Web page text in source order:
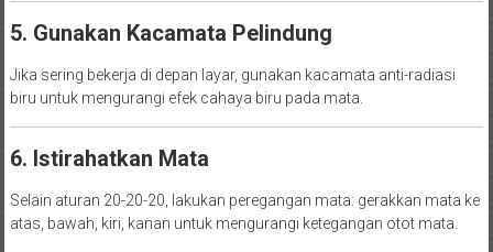
5. Gunakan Kacamata Pelindung
Jika sering bekerja di depan layar, gunakan kacamata anti-radiasi
biru untuk mengurangi efek cahaya biru pada mata.
6. Istirahatkan Mata
Selain aturan 20-20-20, lakukan peregangan mata: gerakkan mata ke
atas, bawah, kiri, kanan untuk mengurangi ketegangan otot mata.